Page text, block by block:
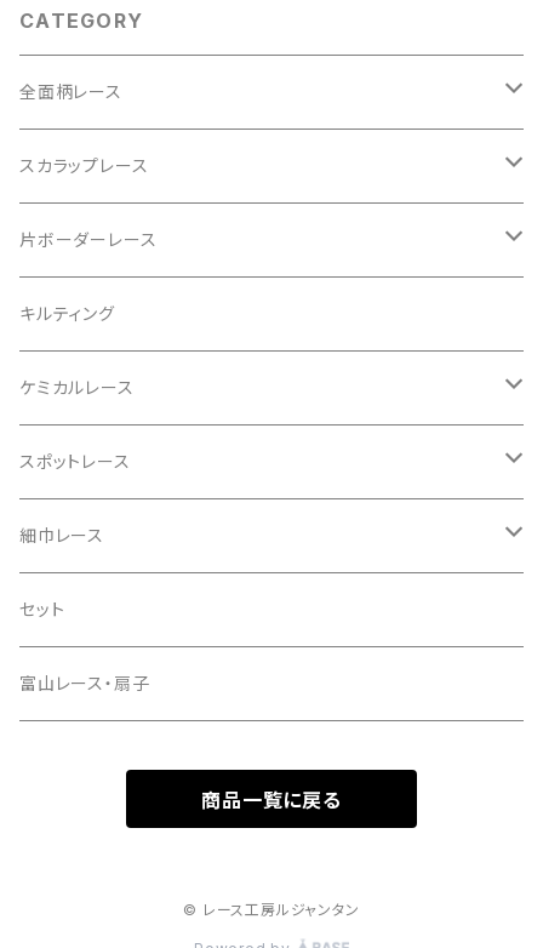
CATEGORY
全面柄レース
綿60ローン
ダブルガーゼ
ラミーリネン
綿麻キャンブリック
先染めダンガリー
ハーフリネン
ハーフリネンダブルガーゼ
リネンコットンキャンバス
スカラップレース
ハーフリネン
ダブルガーゼ
先染めダンガリー
綿麻キャンブリック
先染め綿ローン
ラミーリネン
タイプライター
片ボーダーレース
シャツコール
キルティング
ケミカルレース
レーヨン麻
レーヨン
綿
スポットレース
ラミーリネン
ハーフリネン
綿ローン
細巾レース
綿
レーヨン
セット
富山レース・扇子
商品一覧に戻る
© レース工房ルジャンタン